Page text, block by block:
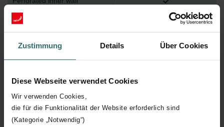
Zustimmung Details Über Cookies
Diese Webseite verwendet Cookies
Wir verwenden Cookies,
die für die Funktionalität der Website erforderlich sind
(Kategorie „Notwendig“)
Embeddable in concrete
Wall thickness duct 75 mm